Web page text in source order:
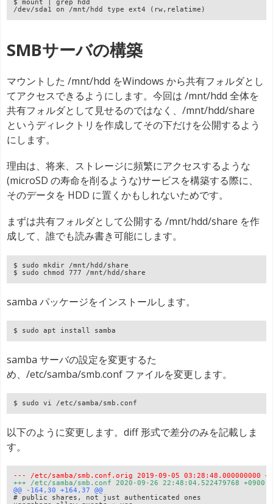
$ mount | grep hdd
/dev/sda1 on /mnt/hdd type ext4 (rw,relatime)
SMBサーバの構築
マウントした /mnt/hdd をWindows から共有フォルダとし
てアクセスできるようにします。今回は /mnt/hdd 全体を
共有フォルダとして見せるのではなく、/mnt/hdd/share
というディレクトリを作成してその下だけを公開するよう
にします。
理由は、将来、ストレージに頻繁にアクセスするような
(microSD の寿命を削るような)サービスを構築する際に、
そのデータを HDD に置くかもしれないためです。
まずは共有フォルダとして公開する /mnt/hdd/share を作
成して、誰でも読み書き可能にします。
$ sudo mkdir /mnt/hdd/share
$ sudo chmod 777 /mnt/hdd/share
samba パッケージをインストールします。
$ sudo apt install samba
samba サーバの設定を変更するた
め、/etc/samba/smb.conf ファイルを変更します。
$ sudo vi /etc/samba/smb.conf
以下のように変更します。diff 形式で差分のみを記載しま
す。
--- /etc/samba/smb.conf.orig 2019-09-05 03:28:48.000000000
# public shares, not just authenticated ones